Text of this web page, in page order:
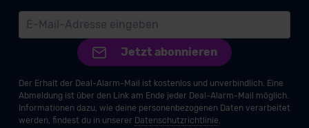
Jetzt abonnieren
Der Erhalt der Deal-Alarm-Mail ist kostenlos und unverbindlich. Eine
Abmeldung ist über den Link am Ende jeder Deal-Alarm-Mail möglich.
Informationen dazu, wie deine personenbezogenen Daten verarbeitet
werden, findest du in unserer Datenschutzrichtlinie.